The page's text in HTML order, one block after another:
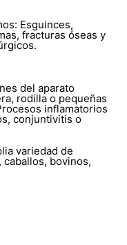
Esguinces,
fracturas óseas y
del aparato
rodilla o pequeñas
inflamatorios
conjuntivitis o
variedad de
bovinos,